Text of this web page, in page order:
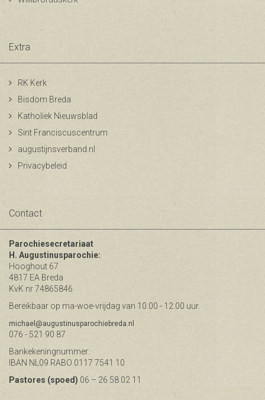
Extra
RK Kerk
Bisdom Breda
Katholiek Nieuwsblad
Sint Franciscuscentrum
augustijnsverband.nl
Privacybeleid
Contact
Parochiesecretariaat
H. Augustinusparochie:
Hooghout 67
4817 EA Breda
KvK nr 74865846
Bereikbaar op ma-woe-vrijdag van 10.00 - 12.00 uur.
michael@augustinusparochiebreda.nl
076 - 521 90 87
Bankekeningnummer:
IBAN NL09 RABO 0117 7541 10
Pastores (spoed) 06 – 26 58 02 11